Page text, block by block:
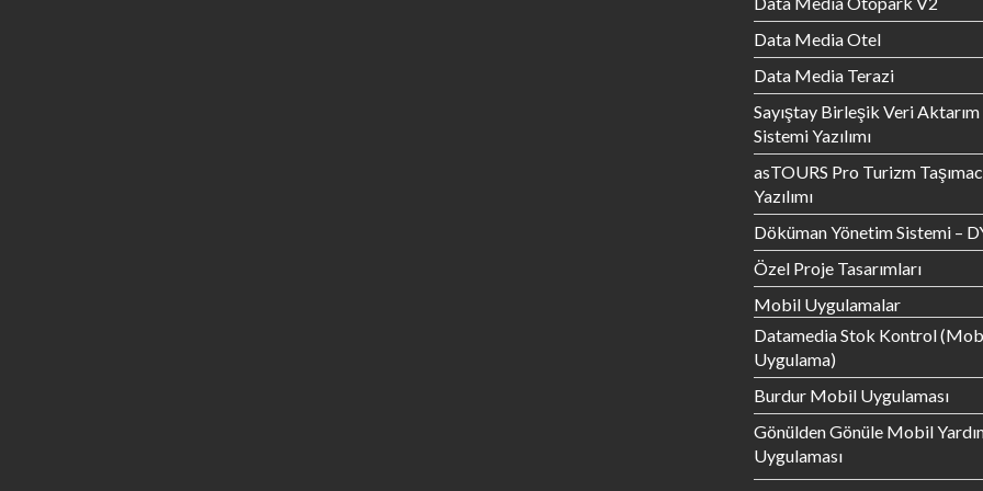
Data Media Otel
Data Media Terazi
Sayıştay Birleşik Veri Aktarım
Sistemi Yazılımı
asTOURS Pro Turizm
Yazılımı
Döküman Yönetim Sistemi –
Özel Proje Tasarımları
Mobil Uygulamalar
Datamedia Stok Kontrol
Uygulama)
Burdur Mobil Uygulaması
Gönülden Gönüle Mobil
Uygulaması